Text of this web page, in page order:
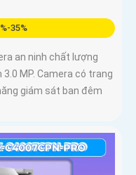
35%
an ninh chất lượng
MP. Camera có trang
giám sát ban đêm